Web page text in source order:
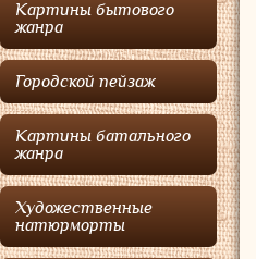
Картины бытового
жанра
Городской пейзаж
Картины батального
жанра
Художественные
натюрморты